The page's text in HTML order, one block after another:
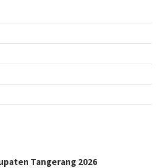
Tangerang 2026